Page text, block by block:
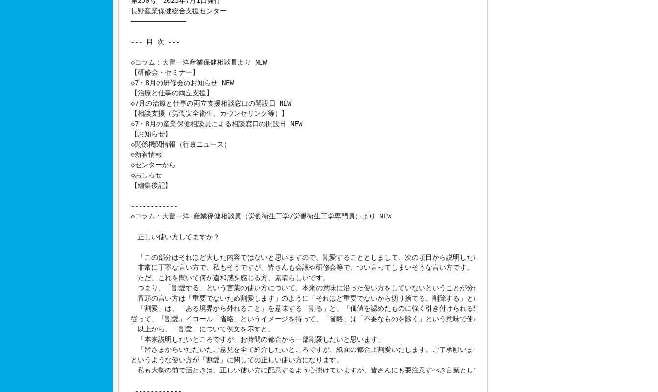
長野産業保健総合支援センター
━━━━━━━━━━━━━━
--- 目 次 ---
◇コラム：大畠一洋産業保健相談員より NEW
【研修会・セミナー】
◇7・8月の研修会のお知らせ NEW
【治療と仕事の両立支援】
◇7月の治療と仕事の両立支援相談窓口の開設日 NEW
【相談支援（労働安全衛生、カウンセリング等）】
◇7・8月の産業保健相談員による相談窓口の開設日 NEW
【お知らせ】
◇関係機関情報（行政ニュース）
◇新着情報
◇センターから
◇おしらせ
【編集後記】
------------
◇コラム：大畠一洋 産業保健相談員（労働衛生工学/労働衛生工学専門員）より NEW
正しい使い方してますか？
「この部分はそれほど大した内容ではないと思いますので、割愛することとしまして、次の項目から説明したいと思います」
非常に丁寧な言い方で、私もそうですが、皆さんも会議や研修会等で、つい言ってしまいそうな言い方です。
ただ、これを聞いて何か違和感を感じる方、素晴らしいです。
つまり、「割愛する」という言葉の使い方について、本来の意味に沿った使い方をしていないということが分かるか否かです。
冒頭の言い方は「重要でないため割愛します」のように「それほど重要でないから切り捨てる、削除する」という意味合いになりますが、実は「割愛する」に関して
「割愛」は、「ある境界から外れること」を意味する「割る」と、「価値を認めたものに強く引き付けられる気持ち」を意味する「愛」が組み合わさった言葉で、「
従って、「割愛」イコール「省略」というイメージを持って、「省略」は「不要なものを除く」という意味で使われますから、必要なものを惜しみながら省く「割愛
以上から、「割愛」について例文を示すと、
「本来説明したいところですが、お時間の都合から一部割愛したいと思います」
「皆さまからいただいたご意見を全て紹介したいところですが、紙面の都合上割愛いたします。ご了承願います」
というような使い方が「割愛」に関しての正しい使い方になります。
私も大勢の前で話ときは、正しい使い方に配意するよう心掛けていますが、皆さんにも要注意すべき言葉として、「割愛」を取り上げることにしました。